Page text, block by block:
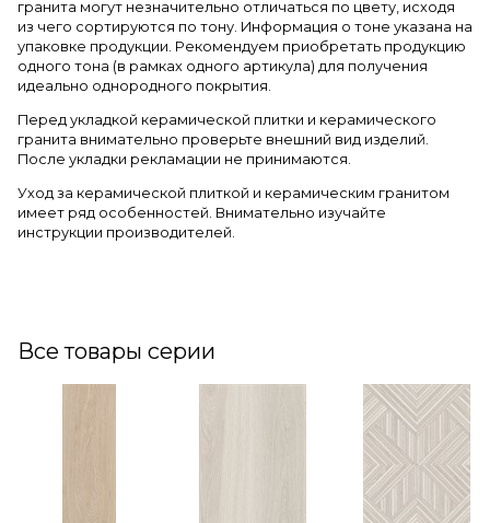
гранита могут незначительно отличаться по цвету, исходя
из чего сортируются по тону. Информация о тоне указана на
упаковке продукции. Рекомендуем приобретать продукцию
одного тона (в рамках одного артикула) для получения
идеально однородного покрытия.
Перед укладкой керамической плитки и керамического
гранита внимательно проверьте внешний вид изделий.
После укладки рекламации не принимаются.
Уход за керамической плиткой и керамическим гранитом
имеет ряд особенностей. Внимательно изучайте
инструкции производителей.
Все товары серии